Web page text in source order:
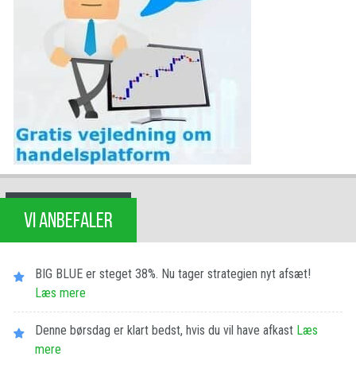
VI ANBEFALER
BIG BLUE er steget 38%. Nu tager strategien nyt afsæt!
Læs mere
Denne børsdag er klart bedst, hvis du vil have afkast Læs
mere